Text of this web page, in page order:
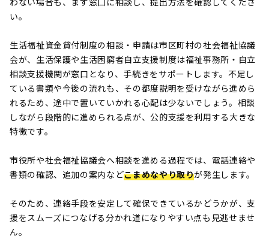
い。
生活福祉資金貸付制度の相談・申請は市区町村の社会福祉協議
会が、生活保護や生活困窮者自立支援制度は福祉事務所・自立
相談支援機関が窓口となり、手続きをサポートします。不足し
ている書類や今後の流れも、その都度説明を受けながら進めら
れるため、途中で置いていかれる心配は少ないでしょう。相談
しながら段階的に進められる点が、公的支援を利用する大きな
特徴です。
市役所や社会福祉協議会へ相談を進める過程では、電話連絡や
書類の確認、追加の案内などこまめなやり取りが発生します。
そのため、連絡手段を安定して確保できているかどうかが、支
援をスムーズにつなげる分かれ道になりやすい点も見逃せませ
ん。